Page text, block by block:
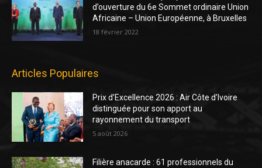
d’ouverture du 6e Sommet ordinaire Union
Africaine – Union Européenne, à Bruxelles
18 février 2022
Articles Populaires
Prix d’Excellence 2026 : Air Côte d’Ivoire
distinguée pour son apport au
rayonnement du transport
5 août 2026
Filière anacarde : 61 professionnels du